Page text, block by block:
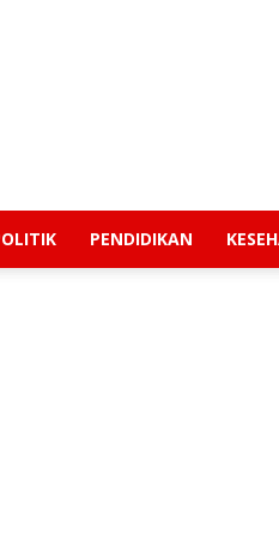
PENDIDIKAN